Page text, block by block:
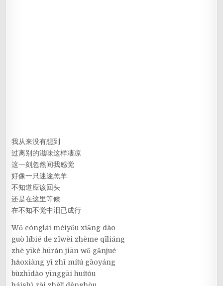
我从来没有想到
过离别的滋味这样凄凉
这一刻忽然间我感觉
好像一只迷途羔羊
不知道应该回头
还是在这里等候
在不知不觉中泪已成行
Wǒ cónglái méiyǒu xiǎng dào
guò líbié de zīwèi zhème qīliáng
zhè yīkè hūrán jiān wǒ gǎnjué
hǎoxiàng yī zhī mítú gāoyáng
bùzhīdào yīnggāi huítóu